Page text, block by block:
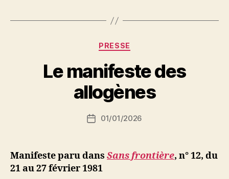
même
! »
Catégories
PRESSE
Le manifeste des
allogènes
Auteur
de
a
S
N
ji
b
Date01/01/2026
Manifeste paru dans Sans frontière, n° 12, du
21 au 27 février 1981